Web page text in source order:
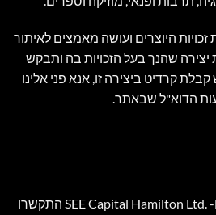
היוצרים ועושה מאמצים לאיתור
יצירה שהנך בעל הזכויות בה ותבקש
קרדיט ביצירה זו, אנא פני אלינו
הדוא"ל שבאתר.
Hamilton Reserve Bank ו- SEE Capital Hamilton Ltd.‎ התקשרו